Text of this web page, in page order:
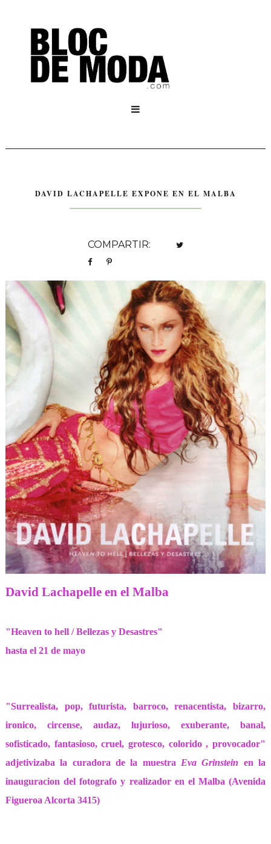

DAVID LACHAPELLE EXPONE EN EL MALBA
COMPARTIR:
David Lachapelle en el Malba
"Heaven to hell / Bellezas y Desastres"
hasta el 21 de mayo
"Surrealista, pop, futurista, barroco, renacentista, bizarro,
ironico, circense, audaz, lujurioso, exuberante, banal,
sofisticado, fantasioso, cruel, grotesco, colorido , provocador"
adjetivizaba la curadora de la muestra Eva Grinstein en la
inauguracion del fotografo y realizador en el Malba (Avenida
Figueroa Alcorta 3415)